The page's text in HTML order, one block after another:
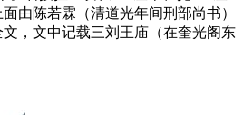
由陈若霖（清道光年间刑部尚书）
，文中记载三刘王庙（在奎光阁东